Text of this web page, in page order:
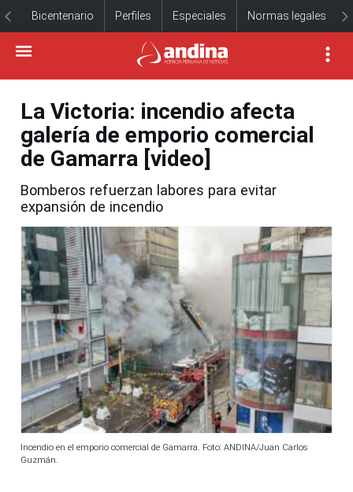
Bicentenario Perfiles Especiales Normas legales
La Victoria: incendio afecta
galería de emporio comercial
de Gamarra [video]
Bomberos refuerzan labores para evitar
expansión de incendio
Incendio en el emporio comercial de Gamarra. Foto: ANDINA/Juan Carlos
Guzmán.